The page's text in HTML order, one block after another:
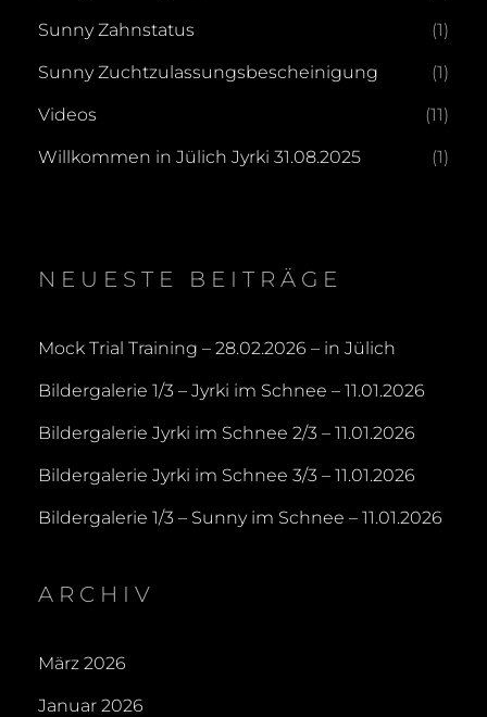
Sunny Zahnstatus (1)
Sunny Zuchtzulassungsbescheinigung (1)
Videos (11)
Willkommen in Jülich Jyrki 31.08.2025 (1)
NEUESTE BEITRÄGE
Mock Trial Training – 28.02.2026 – in Jülich
Bildergalerie 1/3 – Jyrki im Schnee – 11.01.2026
Bildergalerie Jyrki im Schnee 2/3 – 11.01.2026
Bildergalerie Jyrki im Schnee 3/3 – 11.01.2026
Bildergalerie 1/3 – Sunny im Schnee – 11.01.2026
ARCHIV
März 2026
Januar 2026